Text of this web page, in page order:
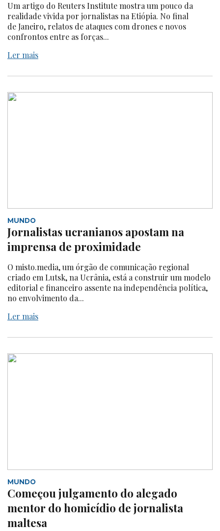
Um artigo do Reuters Institute mostra um pouco da
realidade vivida por jornalistas na Etiópia. No final
de Janeiro, relatos de ataques com drones e novos
confrontos entre as forças...
Ler mais
MUNDO
Jornalistas ucranianos apostam na
imprensa de proximidade
O misto.media, um órgão de comunicação regional
criado em Lutsk, na Ucrânia, está a construir um modelo
editorial e financeiro assente na independência política,
no envolvimento da...
Ler mais
MUNDO
Começou julgamento do alegado
mentor do homicídio de jornalista
maltesa